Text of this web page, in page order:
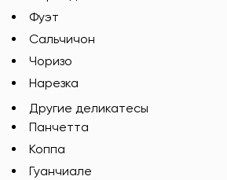
Фуэт
Сальчичон
Чоризо
Нарезка
Другие деликатесы
Панчетта
Коппа
Гуанчиале